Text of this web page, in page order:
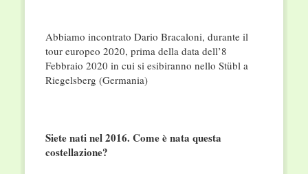
Abbiamo incontrato Dario Bracaloni, durante il
tour europeo 2020, prima della data dell’8
Febbraio 2020 in cui si esibiranno nello Stübl a
Riegelsberg (Germania)
Siete nati nel 2016. Come è nata questa
costellazione?